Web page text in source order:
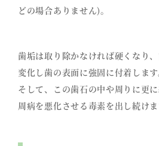
どの場合ありません)。
歯垢は取り除かなければ硬くなり
変化し歯の表面に強固に付着します
そして、この歯石の中や周りに更
周病を悪化させる毒素を出し続けま